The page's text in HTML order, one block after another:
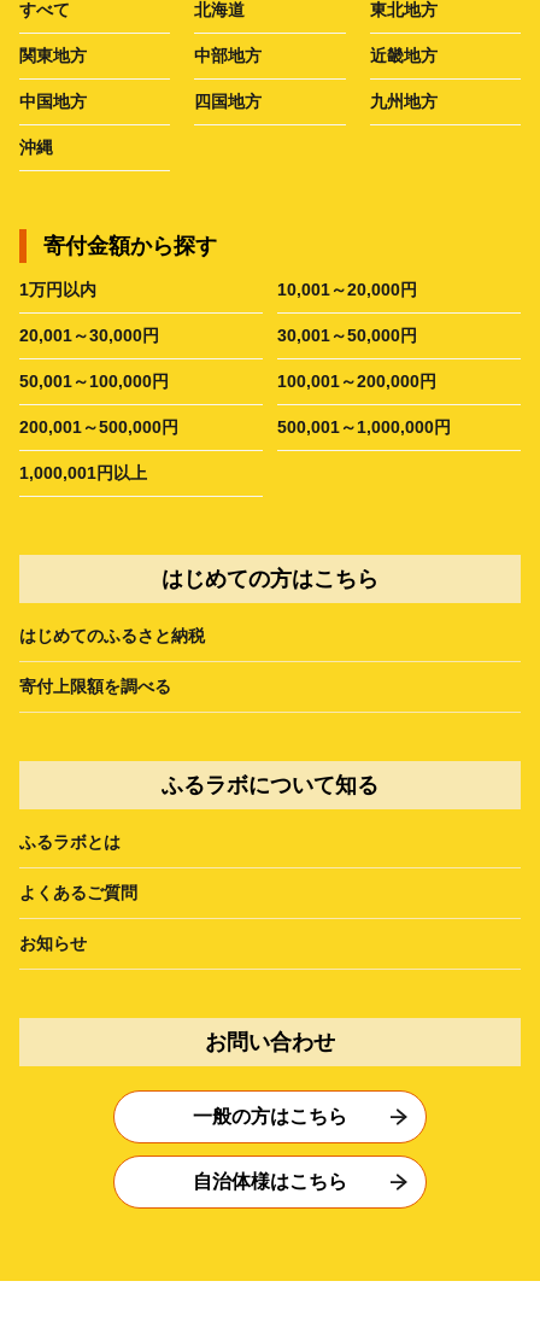
すべて 北海道 東北地方
関東地方 中部地方 近畿地方
中国地方 四国地方 九州地方
沖縄
寄付金額から探す
1万円以内 10,001～20,000円
20,001～30,000円 30,001～50,000円
50,001～100,000円 100,001～200,000円
200,001～500,000円 500,001～1,000,000円
1,000,001円以上
はじめての方はこちら
はじめてのふるさと納税
寄付上限額を調べる
ふるラボについて知る
ふるラボとは
よくあるご質問
お知らせ
お問い合わせ
一般の方はこちら
自治体様はこちら